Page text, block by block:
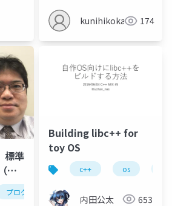
kunihikokaneko174
標準
ア
プログラミング
Building libc++ for
toy OS
c++ os
内田公太 653